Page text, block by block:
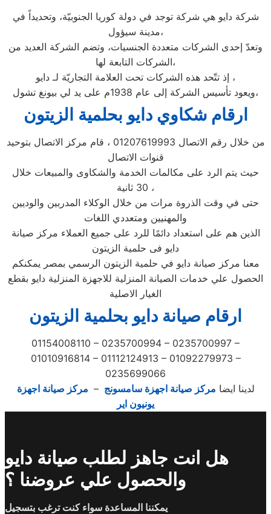
شركة دايو هي شركة توجد في دولة كوريا الجنوبيّة، وتحديداً في
مدينة سيؤول،
وتعدّ إحدى الشركات متعددة الجنسيات، وتضم الشركة العديد من
الشركات التابعة لها،
إذ تتّحد هذه الشركات تحت العلامة التجاريّة لـ دايو ،
ويعود تأسيس الشركة إلى عام 1938م على يد لي بيونغ تشول،
ارقام شكاوي دايو بحلمية الزيتون
من خلال رقم الاتصال 01207619993 ، قام مركز الاتصال بتوحيد
قنوات الاتصال
حيث يتم الرد على مكالمات الخدمة والشكاوى والمبيعات خلال
30 ثانية ،
حتى في وقت الذروة مرات من خلال الوكلاء المدربين والوديين
والمهنيين ومتعددي اللغات
الذين هم على استعداد دائمًا للرد على جميع العملاء مركز صيانة
دايو فى حلمية الزيتون
معنا مركز صيانة دايو في حلمية الزيتون الرسمي بمصر يمكنكم
الحصول علي خدمات الصيانة المنزلية للاجهزة المنزلية دايو بقطع
الغيار الاصلية
ارقام صيانة دايو بحلمية الزيتون
01154008110 – 0235700994 – 0235700997 –
01010916814 – 01112124913 – 01092279973 –
0235699066
لدينا ايضا مركز صيانة اجهزة سامسونج – مركز صيانة اجهزة
يونيون اير
هل انت جاهز لطلب صيانة دايو
والحصول علي عروضنا ؟
يمكننا المساعدة سواء كنت ترغب بتسجيل